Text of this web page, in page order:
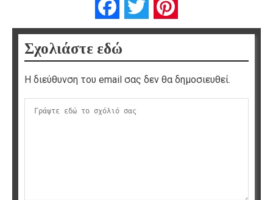
FacebookTwitter
Σχολιάστε εδώ
Η διεύθυνση του email σας δεν θα δημοσιευθεί.